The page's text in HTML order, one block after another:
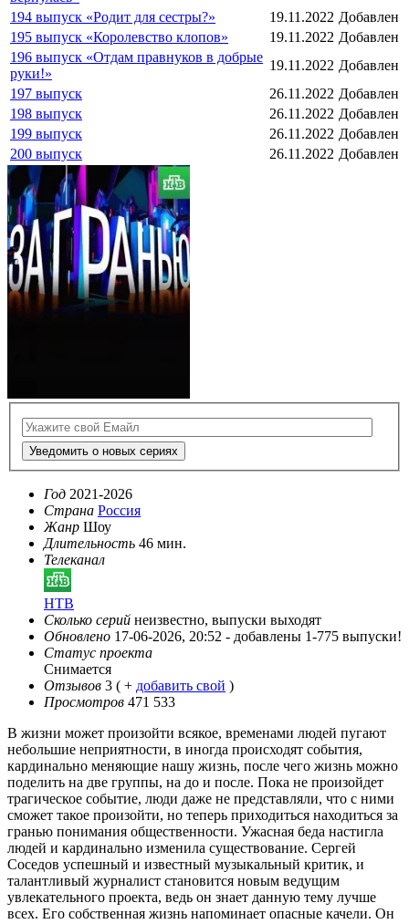
194 выпуск «Родит для сестры?»
19.11.2022 Добавлен
195 выпуск «Королевство клопов»
19.11.2022 Добавлен
196 выпуск «Отдам правнуков в добрые
руки!»
19.11.2022 Добавлен
197 выпуск
26.11.2022 Добавлен
198 выпуск
26.11.2022 Добавлен
199 выпуск
26.11.2022 Добавлен
200 выпуск
26.11.2022 Добавлен
Уведомить о новых сериях
Год 2021-2026
Страна Россия
Жанр Шоу
Длительность 46 мин.
Телеканал
НТВ
Сколько серий неизвестно, выпуски выходят
Обновлено 17-06-2026, 20:52 - добавлены 1-775 выпуски!
Статус проекта
Снимается
Отзывов 3 ( + добавить свой )
Просмотров 471 533
В жизни может произойти всякое, временами людей пугают
небольшие неприятности, в иногда происходят события,
кардинально меняющие нашу жизнь, после чего жизнь можно
поделить на две группы, на до и после. Пока не произойдет
трагическое событие, люди даже не представляли, что с ними
сможет такое произойти, но теперь приходиться находиться за
гранью понимания общественности. Ужасная беда настигла
людей и кардинально изменила существование. Сергей
Соседов успешный и известный музыкальный критик, и
талантливый журналист становится новым ведущим
увлекательного проекта, ведь он знает данную тему лучше
всех. Его собственная жизнь напоминает опасные качели. Он